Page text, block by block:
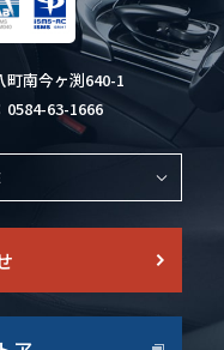
町南今ヶ渕640-1
0584-63-1666